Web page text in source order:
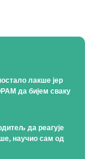
лакше јер
да бијем сваку
да реагује
научио сам од